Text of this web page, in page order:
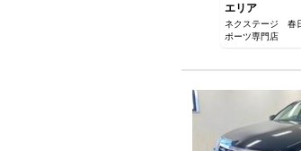
エリア
ネクステージ 春
ポーツ専門店